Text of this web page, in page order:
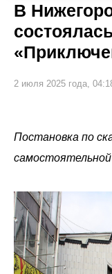
В
2 июля 2025 года,
Постановка по